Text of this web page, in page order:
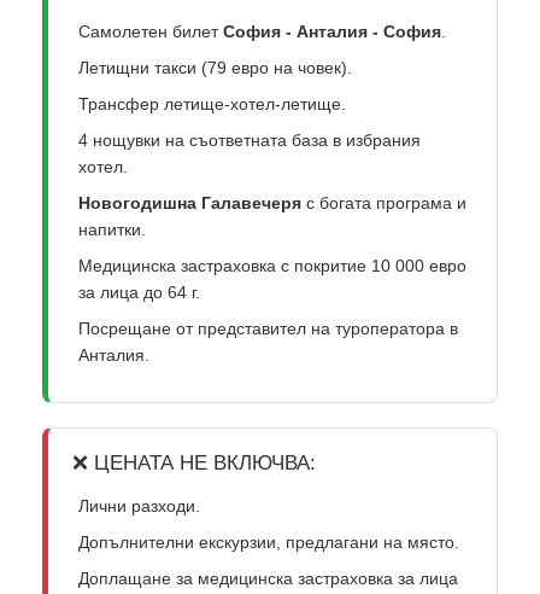
Самолетен билетСофия - Анталия - София
Летищни такси (79 евро на човек).
Трансфер летище-хотел-летище.
4 нощувки на съответната база в избрания
хотел.
Новогодишна Галавечеря с богата програма и
напитки.
Медицинска застраховка с покритие 10 000 евро
за лица до 64 г.
Посрещане от представител на туроператора в
Анталия.
❌ ЦЕНАТА НЕ ВКЛЮЧВА:
Лични разходи.
Допълнителни екскурзии, предлагани на място.
Доплащане за медицинска застраховка за лица